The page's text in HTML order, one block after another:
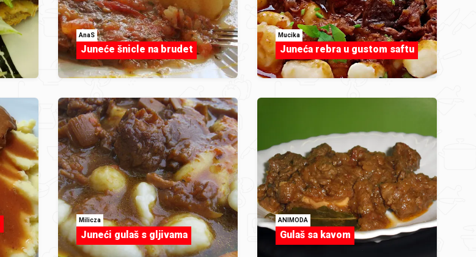
AnaS
Juneće šnicle na brudet
Mucika
Juneća rebra u gustom saftu
Milicza
Juneći gulaš s gljivama
ANIMODA
Gulaš sa kavom